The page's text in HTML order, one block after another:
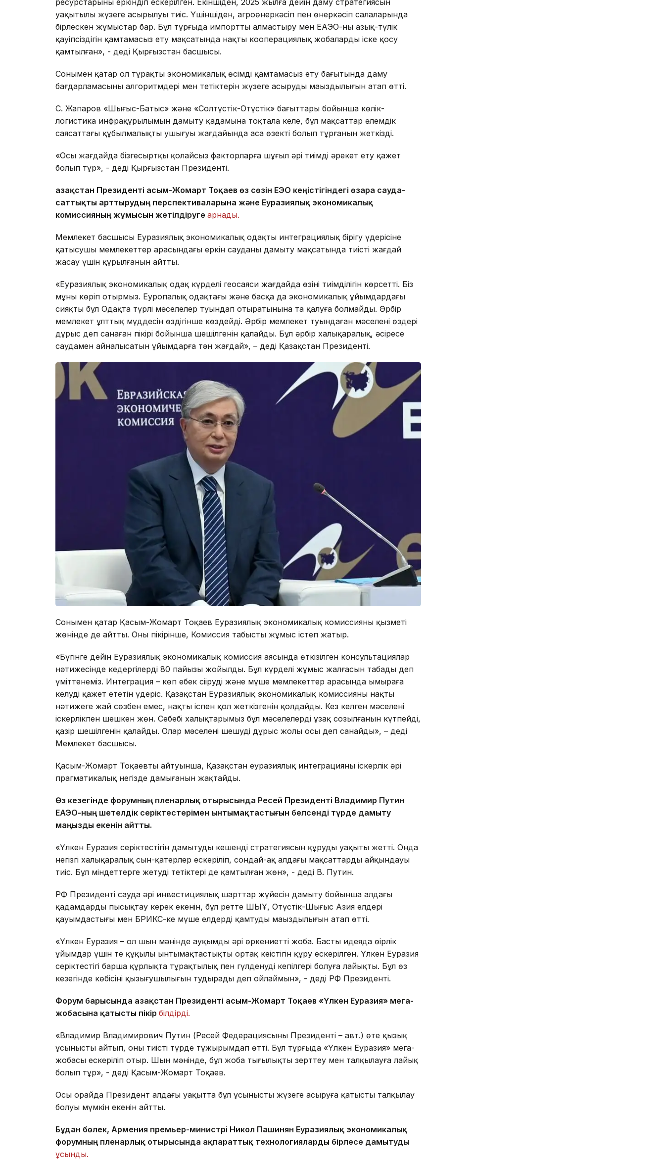
ресурстарының еркіндігі ескерілген. Екіншіден, 2025 жылға дейін даму стратегиясын
уақытылы жүзеге асырылуы тиіс. Үшіншіден, агроөнеркәсіп пен өнеркәсіп салаларында
бірлескен жұмыстар бар. Бұл тұрғыда импортты алмастыру мен ЕАЭО-ның азық-түлік
қауіпсіздігін қамтамасыз ету мақсатында нақты кооперациялық жобаларды іске қосу
қамтылған», - деді Қырғызстан басшысы.
Сонымен қатар ол тұрақты экономикалық өсімді қамтамасыз ету бағытында даму
бағдарламасының алгоритмдері мен тетіктерін жүзеге асырудың маңыздылығын атап өтті.
С. Жапаров «Шығыс-Батыс» және «Солтүстік-Оңтүстік» бағыттары бойынша көлік-
логистика инфрақұрылымын дамыту қадамына тоқтала келе, бұл мақсаттар әлемдік
саясаттағы құбылмалықтың ушығуы жағдайында аса өзекті болып тұрғанын жеткізді.
«Осы жағдайда бізгесыртқы қолайсыз факторларға шұғыл әрі тиімді әрекет ету қажет
болып тұр», - деді Қырғызстан Президенті.
Қазақстан Президенті Қасым-Жомарт Тоқаев өз сөзін ЕЭО кеңістігіндегі өзара сауда-
саттықты арттырудың перспективаларына және Еуразиялық экономикалық
комиссияның жұмысын жетілдіруге арнады.
Мемлекет басшысы Еуразиялық экономикалық одақтың интеграциялық бірігу үдерісіне
қатысушы мемлекеттер арасындағы еркін сауданы дамыту мақсатында тиісті жағдай
жасау үшін құрылғанын айтты.
«Еуразиялық экономикалық одақ күрделі геосаяси жағдайда өзінің тиімділігін көрсетті. Біз
мұны көріп отырмыз. Еуропалық одақтағы және басқа да экономикалық ұйымдардағы
сияқты бұл Одақта түрлі мәселелер туындап отыратынына таң қалуға болмайды. Әрбір
мемлекет ұлттық мүддесін өздігінше көздейді. Әрбір мемлекет туындаған мәселені өздері
дұрыс деп санаған пікірі бойынша шешілгенін қалайды. Бұл әрбір халықаралық, әсіресе
саудамен айналысатын ұйымдарға тән жағдай», – деді Қазақстан Президенті.
Сонымен қатар Қасым-Жомарт Тоқаев Еуразиялық экономикалық комиссияның қызметі
жөнінде де айтты. Оның пікірінше, Комиссия табысты жұмыс істеп жатыр.
«Бүгінге дейін Еуразиялық экономикалық комиссия аясында өткізілген консультациялар
нәтижесінде кедергілердің 80 пайызы жойылды. Бұл күрделі жұмыс жалғасын табады деп
үміттенеміз. Интеграция – көп еңбек сіңіруді және мүше мемлекеттер арасында ымыраға
келуді қажет ететін үдеріс. Қазақстан Еуразиялық экономикалық комиссияның нақты
нәтижеге жай сөзбен емес, нақты іспен қол жеткізгенін қолдайды. Кез келген мәселені
іскерлікпен шешкен жөн. Себебі халықтарымыз бұл мәселелердің ұзақ созылғанын күтпейді,
қазір шешілгенін қалайды. Олар мәселені шешудің дұрыс жолы осы деп санайды», – деді
Мемлекет басшысы.
Қасым-Жомарт Тоқаевтың айтуынша, Қазақстан еуразиялық интеграцияның іскерлік әрі
прагматикалық негізде дамығанын жақтайды.
Өз кезегінде форумның пленарлық отырысында Ресей Президенті Владимир Путин
ЕАЭО-ның шетелдік серіктестерімен ынтымақтастығын белсенді түрде дамыту
маңызды екенін айтты.
«Үлкен Еуразия серіктестігін дамытудың кешенді стратегиясын құрудың уақыты жетті. Онда
негізгі халықаралық сын-қатерлер ескеріліп, сондай-ақ алдағы мақсаттарды айқындауы
тиіс. Бұл міндеттерге жетудің тетіктері де қамтылған жөн», - деді В. Путин.
РФ Президенті сауда әрі инвестициялық шарттар жүйесін дамыту бойынша алдағы
қадамдарды пысықтау керек екенін, бұл ретте ШЫҰ, Оңтүстік-Шығыс Азия елдері
қауымдастығы мен БРИКС-ке мүше елдерді қамтудың маңыздылығын атап өтті.
«Үлкен Еуразия – ол шын мәнінде ауқымды әрі өркениетті жоба. Басты идеяда өңірлік
ұйымдар үшін тең құқылы ынтымақтастықтың ортақ кеңістігін құру ескерілген. Үлкен Еуразия
серіктестігі барша құрлықта тұрақтылық пен гүлденудің кепілгері болуға лайықты. Бұл өз
кезегінде көбісінің қызығушылығын тудырады деп ойлаймын», - деді РФ Президенті.
Форум барысында Қазақстан Президенті Қасым-Жомарт Тоқаев «Үлкен Еуразия» мега-
жобасына қатысты пікір білдірді.
«Владимир Владимирович Путин (Ресей Федерациясының Президенті – авт.) өте қызық
ұсынысты айтып, оны тиісті түрде тұжырымдап өтті. Бұл тұрғыда «Үлкен Еуразия» мега-
жобасы ескеріліп отыр. Шын мәнінде, бұл жоба тыңғылықты зерттеу мен талқылауға лайық
болып тұр», - деді Қасым-Жомарт Тоқаев.
Осы орайда Президент алдағы уақытта бұл ұсынысты жүзеге асыруға қатысты талқылау
болуы мүмкін екенін айтты.
Бұдан бөлек, Армения премьер-министрі Никол Пашинян Еуразиялық экономикалық
форумның пленарлық отырысында ақпараттық технологияларды бірлесе дамытуды
ұсынды.